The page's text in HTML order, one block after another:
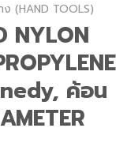
ง (HAND TOOLS)
NYLON
ค้อน